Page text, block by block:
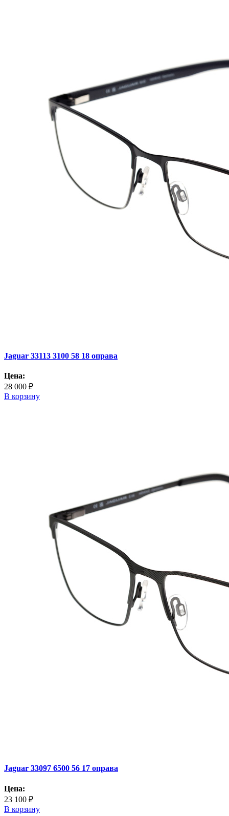
Jaguar 33113 3100 58 18 оправа
Цена:
28 000 ₽
В корзину
Jaguar 33097 6500 56 17 оправа
Цена:
23 100 ₽
В корзину